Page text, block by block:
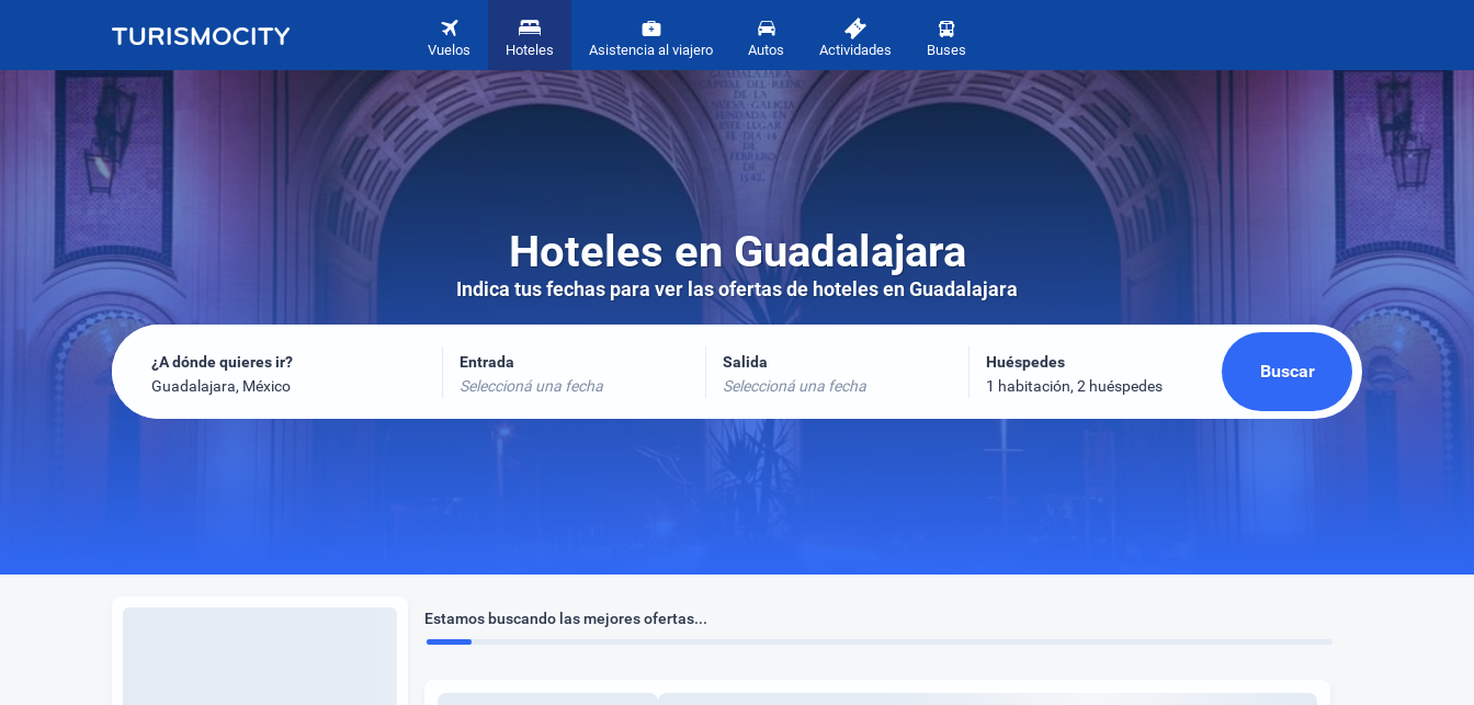
Vuelos Hoteles Asistencia al viajero Autos Actividades Buses
Hoteles en Guadalajara
Indica tus fechas para ver las ofertas de hoteles en Guadalajara
¿A dónde quieres ir?
Guadalajara, México
Entrada
Seleccioná una fecha
Salida
Seleccioná una fecha
Huéspedes Buscar
Estamos buscando las mejores ofertas...